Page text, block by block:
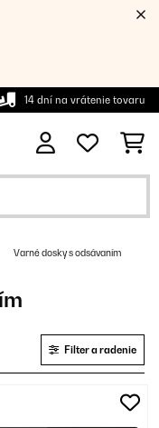
14 dní na vrátenie tovaru
Varné dosky s odsávaním
Filter a radenie